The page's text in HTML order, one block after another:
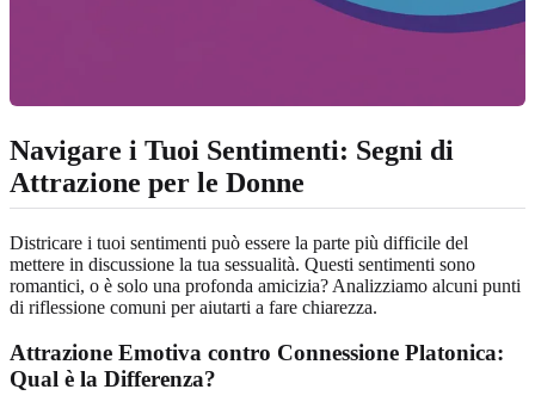
Navigare i Tuoi Sentimenti: Segni di
Attrazione per le Donne
Districare i tuoi sentimenti può essere la parte più difficile del
mettere in discussione la tua sessualità. Questi sentimenti sono
romantici, o è solo una profonda amicizia? Analizziamo alcuni punti
di riflessione comuni per aiutarti a fare chiarezza.
Attrazione Emotiva contro Connessione Platonica:
Qual è la Differenza?